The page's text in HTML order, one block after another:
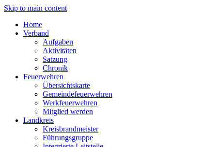
Skip to main content
Home
Verband
Aufgaben
Aktivitäten
Satzung
Chronik
Feuerwehren
Übersichtskarte
Gemeindefeuerwehren
Werkfeuerwehren
Mitglied werden
Landkreis
Kreisbrandmeister
Führungsgruppe